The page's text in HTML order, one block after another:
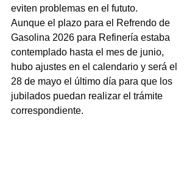
eviten problemas en el fututo.
Aunque el plazo para el Refrendo de
Gasolina 2026 para Refinería estaba
contemplado hasta el mes de junio,
hubo ajustes en el calendario y será el
28 de mayo el último día para que los
jubilados puedan realizar el trámite
correspondiente.